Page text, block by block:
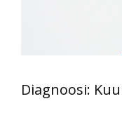
Diagnoosi: